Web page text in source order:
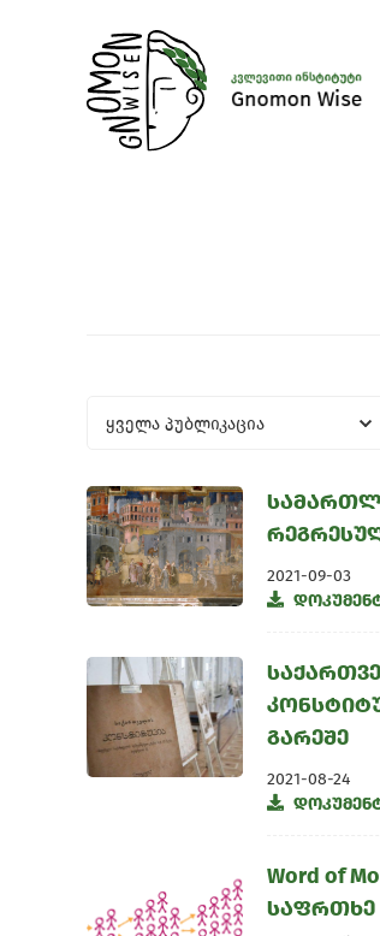
ყველა პუბლიკაცია
2021-09-03
გარეშე
2021-08-24
Word of
საფრთხე